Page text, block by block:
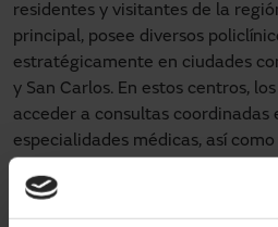
residentes y visitantes de la
principal, posee diversos
estratégicamente en ciudades
y San Carlos. En estos centros,
acceder a consultas coordinadas
especialidades médicas, así
clínicos.